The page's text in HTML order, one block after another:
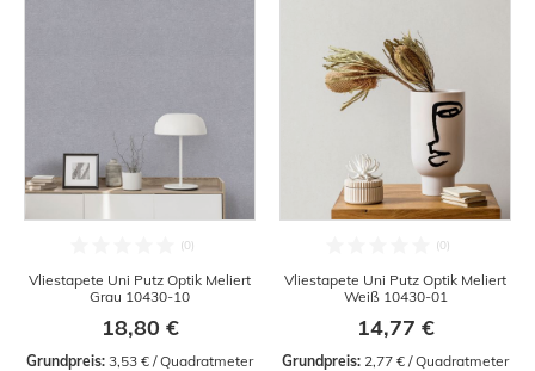
Vliestapete Uni Putz Optik Meliert
Grau 10430-10
18,80 €
Grundpreis: 3,53 € / Quadratmeter
Vliestapete Uni Putz Optik Meliert
Weiß 10430-01
14,77 €
Grundpreis: 2,77 € / Quadratmeter